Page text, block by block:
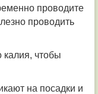
проводите
проводить
калия, чтобы
на посадки и